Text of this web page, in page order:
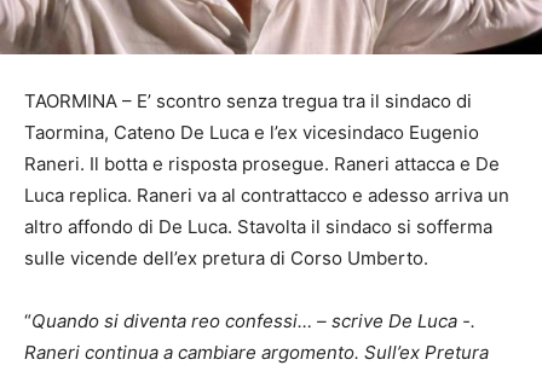
TAORMINA – E’ scontro senza tregua tra il sindaco di
Taormina, Cateno De Luca e l’ex vicesindaco Eugenio
Raneri. Il botta e risposta prosegue. Raneri attacca e De
Luca replica. Raneri va al contrattacco e adesso arriva un
altro affondo di De Luca. Stavolta il sindaco si sofferma
sulle vicende dell’ex pretura di Corso Umberto.
“Quando si diventa reo confessi… – scrive De Luca -.
Raneri continua a cambiare argomento. Sull’ex Pretura